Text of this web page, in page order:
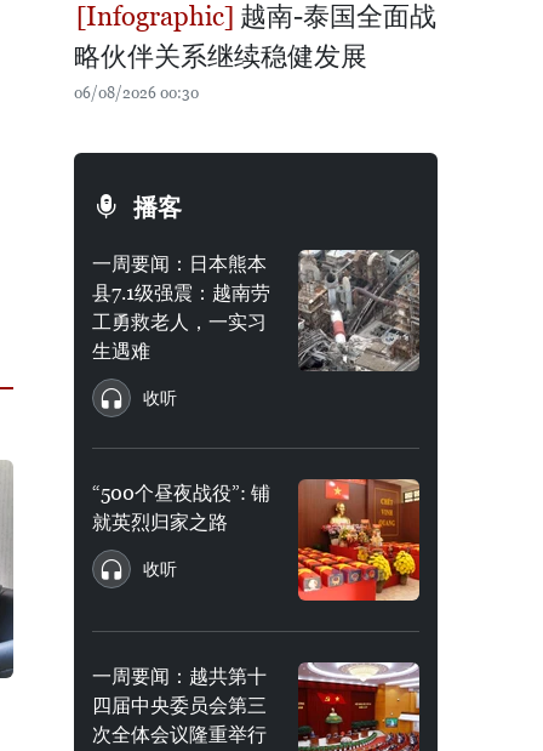
越南-泰国全面战
略伙伴关系继续稳健发展
06/08/2026 00:30
播客
一周要闻：日本熊本
县7.1级强震：越南劳
工勇救老人，一实习
生遇难
收听
“500个昼夜战役”: 铺
就英烈归家之路
收听
一周要闻：越共第十
四届中央委员会第三
次全体会议隆重举行